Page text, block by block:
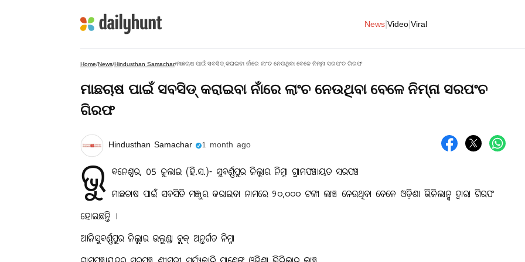
News Video Viral
Home/News/Hindusthan Samachar/ମାଛଚାଷ ପାଇଁ ସବସିଡ୍ କରାଇବା ନାଁରେ ଲାଂଚ ନେଉଥିବା ବେଳେ ନିମ୍ନା ସରପଂଚ ଗିରଫ
ମାଛଚାଷ ପାଇଁ ସବସିଡ୍ କରାଇବା ନାଁରେ ଲାଂଚ ନେଉଥିବା ବେଳେ ନିମ୍ନା ସରପଂଚ
ଗିରଫ
Hindusthan Samachar 1 month ago
ଭୁ ବନେଶ୍ୱର, 05 ଜୁଲାଇ (ହି.ସ.)- ସୁବର୍ଣ୍ଣପୁର ଜିଲ୍ଲାର ନିମ୍ନା ଗ୍ରାମପଞ୍ଚାୟତ ସରପଞ୍ଚ
ମାଛଚାଷ ପାଇଁ ସବସିଡି ମଞ୍ଜୁର କରାଇବା ନାମରେ ୨୦,୦୦୦ ଟଙ୍କା ଲାଞ୍ଚ ନେଉଥିବା ବେଳେ ଓଡ଼ିଶା ଭିଜିଲାନ୍ସ ଦ୍ୱାରା ଗିରଫ
ହୋଇଛନ୍ତି ।
ଆଜିସୁବର୍ଣ୍ଣପୁର ଜିଲ୍ଲାର ଉଲୁଣ୍ଡା ବ୍ଲକ୍ ଅନ୍ତର୍ଗତ ନିମ୍ନା